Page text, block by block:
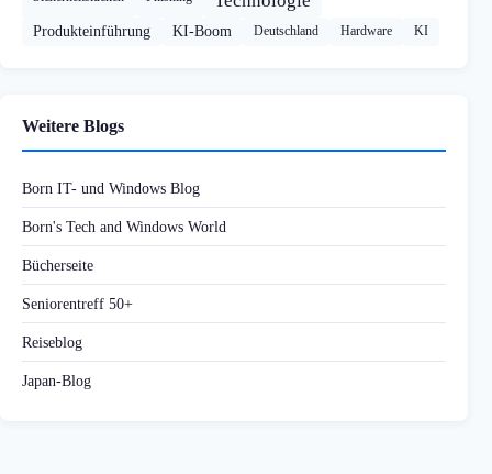
Produkteinführung KI-Boom Deutschland Hardware KI
Weitere Blogs
Born IT- und Windows Blog
Born's Tech and Windows World
Bücherseite
Seniorentreff 50+
Reiseblog
Japan-Blog